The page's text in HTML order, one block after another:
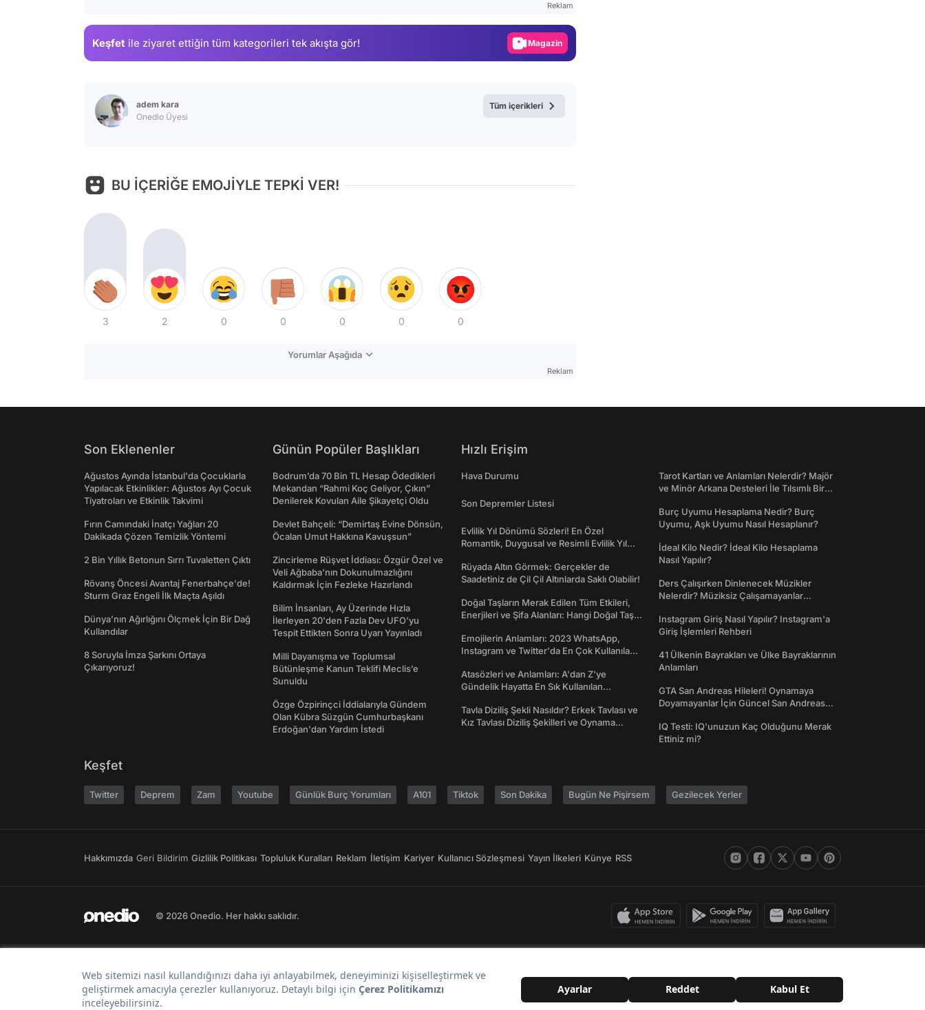
Reklam
Keşfet ile ziyaret ettiğin tüm kategorileri tek akışta gör! Magazin
adem kara
Onedio Üyesi
Tüm içerikleri
BU İÇERİĞE EMOJİYLE TEPKİ VER!
3 2 0 0 0 0 0
Yorumlar Aşağıda
Reklam
Son Eklenenler
Ağustos Ayında İstanbul'da Çocuklarla
Yapılacak Etkinlikler: Ağustos Ayı Çocuk
Tiyatroları ve Etkinlik Takvimi
Fırın Camındaki İnatçı Yağları 20
Dakikada Çözen Temizlik Yöntemi
2 Bin Yıllık Betonun Sırrı Tuvaletten Çıktı
Rövanş Öncesi Avantaj Fenerbahçe'de!
Sturm Graz Engeli İlk Maçta Aşıldı
Dünya’nın Ağırlığını Ölçmek İçin Bir Dağ
Kullandılar
8 Soruyla İmza Şarkını Ortaya
Çıkarıyoruz!
Günün Popüler Başlıkları
Bodrum’da 70 Bin TL Hesap Ödedikleri
Mekandan “Rahmi Koç Geliyor, Çıkın”
Denilerek Kovulan Aile Şikayetçi Oldu
Devlet Bahçeli: “Demirtaş Evine Dönsün,
Öcalan Umut Hakkına Kavuşsun”
Zincirleme Rüşvet İddiası: Özgür Özel ve
Veli Ağbaba’nın Dokunulmazlığını
Kaldırmak İçin Fezleke Hazırlandı
Bilim İnsanları, Ay Üzerinde Hızla
İlerleyen 20'den Fazla Dev UFO'yu
Tespit Ettikten Sonra Uyarı Yayınladı
Milli Dayanışma ve Toplumsal
Bütünleşme Kanun Teklifi Meclis’e
Sunuldu
Özge Özpirinçci İddialarıyla Gündem
Olan Kübra Süzgün Cumhurbaşkanı
Erdoğan'dan Yardım İstedi
Hızlı Erişim
Hava Durumu
Son Depremler Listesi
Evlilik Yıl Dönümü Sözleri! En Özel
Romantik, Duygusal ve Resimli Evlilik Yıl
Rüyada Altın Görmek: Gerçekler de
Saadetiniz de Çil Çil Altınlarda Saklı Olabilir!
Doğal Taşların Merak Edilen Tüm Etkileri,
Enerjileri ve Şifa Alanları: Hangi Doğal Taş
Emojilerin Anlamları: 2023 WhatsApp,
Instagram ve Twitter'da En Çok Kullanılan
Atasözleri ve Anlamları: A'dan Z'ye
Gündelik Hayatta En Sık Kullanılan
Tavla Diziliş Şekli Nasıldır? Erkek Tavlası ve
Kız Tavlası Diziliş Şekilleri ve Oynama
Tarot Kartları ve Anlamları Nelerdir? Majör
ve Minör Arkana Desteleri İle Tılsımlı Bir
Burç Uyumu Hesaplama Nedir? Burç
Uyumu, Aşk Uyumu Nasıl Hesaplanır?
İdeal Kilo Nedir? İdeal Kilo Hesaplama
Nasıl Yapılır?
Ders Çalışırken Dinlenecek Müzikler
Nelerdir? Müziksiz Çalışamayanlar
Instagram Giriş Nasıl Yapılır? Instagram'a
Giriş İşlemleri Rehberi
41 Ülkenin Bayrakları ve Ülke Bayraklarının
Anlamları
GTA San Andreas Hileleri! Oynamaya
Doyamayanlar İçin Güncel San Andreas
IQ Testi: IQ'unuzun Kaç Olduğunu Merak
Ettiniz mi?
Keşfet
Twitter Deprem Zam Youtube Günlük Burç Yorumları A101 Tiktok Son Dakika Bugün Ne Pişirsem Gezilecek Yerler
Hakkımızda Geri Bildirim Gizlilik Politikası Topluluk Kuralları Reklam İletişim Kariyer Kullanıcı Sözleşmesi Yayın İlkeleri Künye RSS
© 2026 Onedio. Her hakkı saklıdır.